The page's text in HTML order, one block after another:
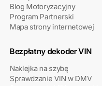
Blog Motoryzacyjny
Program Partnerski
Mapa strony internetowej
Bezpłatny dekoder VIN
Naklejka na szybę
Sprawdzanie VIN w DMV